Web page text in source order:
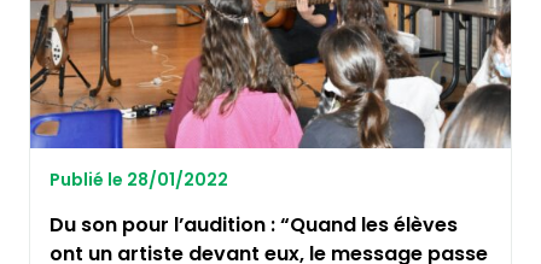
Publié le 28/01/2022
Du son pour l’audition : “Quand les élèves
ont un artiste devant eux, le message passe